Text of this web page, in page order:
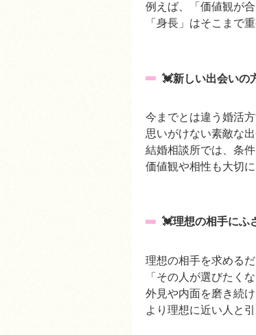
例えば、「価値観が
「身長」はそこまで
💓新しい出会いの
今までとは違う婚活
思いがけない素敵な
結婚相談所では、条件
価値観や相性も大切
💓理想の相手にふ
理想の相手を求める
「その人が選びた
外見や内面を磨き続け
より理想に近い人と